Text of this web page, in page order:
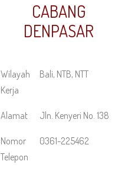
CABANG
DENPASAR
Wilayah
Kerja
Bali, NTB, NTT
Alamat Jln. Kenyeri No. 138
Nomor
Telepon
0361-225462